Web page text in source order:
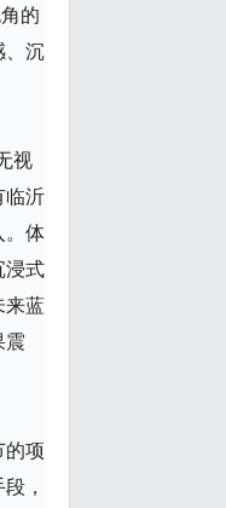
的
、沉
视
临沂
。体
浸式
来蓝
震
的项
，